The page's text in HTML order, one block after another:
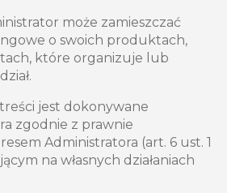
może zamieszczać
o swoich produktach,
które organizuje lub
jest dokonywane
zgodnie z prawnie
Administratora (art. 6 ust. 1
na własnych działaniach